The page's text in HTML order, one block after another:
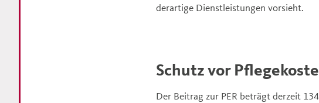
derartige Dienstleistungen vorsieht.
Schutz vor
Der Beitrag zur PER beträgt derzeit